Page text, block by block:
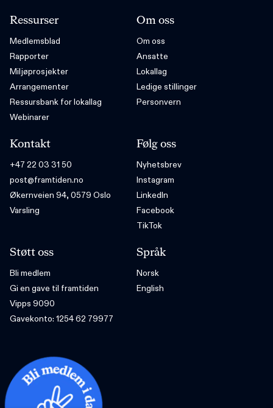
Ressurser
Medlemsblad
Rapporter
Miljøprosjekter
Arrangementer
Ressursbank for lokallag
Webinarer
Om oss
Om oss
Ansatte
Lokallag
Ledige stillinger
Personvern
Kontakt
+47 22 03 31 50
post@framtiden.no
Økernveien 94, 0579 Oslo
Varsling
Følg oss
Nyhetsbrev
Instagram
LinkedIn
Facebook
TikTok
Støtt oss
Bli medlem
Gi en gave til framtiden
Vipps 9090
Gavekonto: 1254 62 79977
Språk
Norsk
English